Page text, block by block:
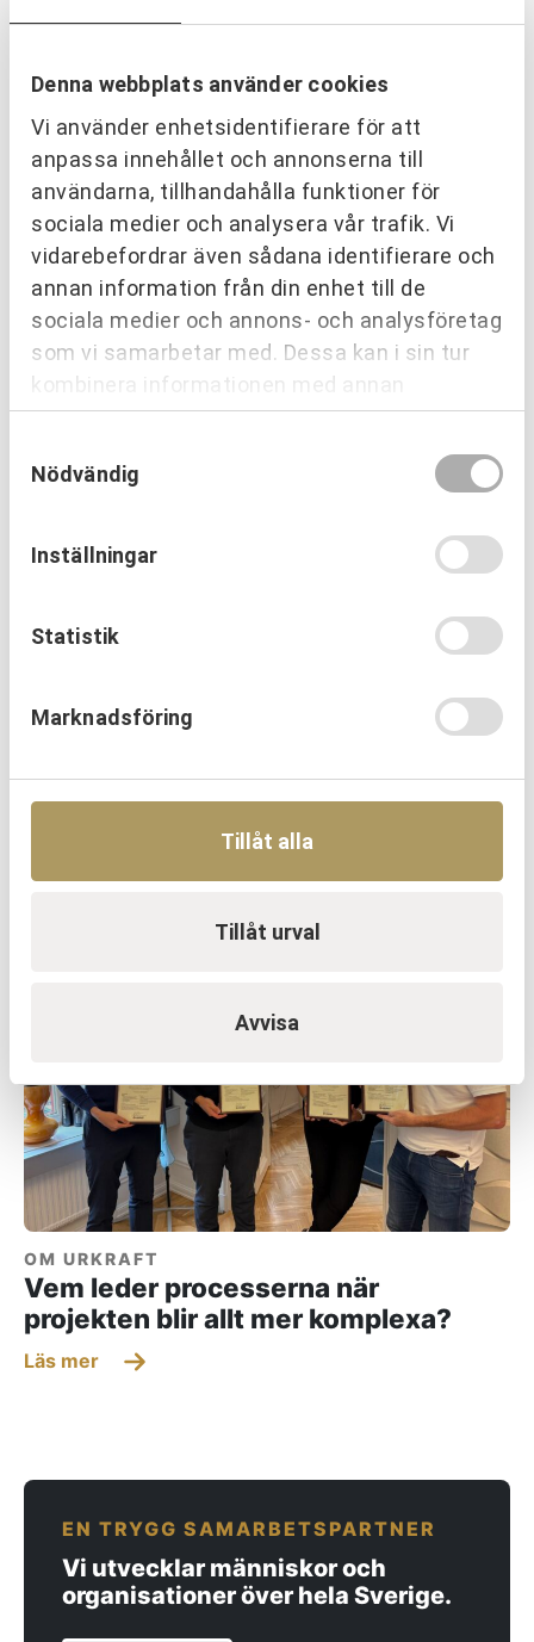
Denna webbplats använder cookies
Vi använder enhetsidentifierare för att
anpassa innehållet och annonserna till
användarna, tillhandahålla funktioner för
sociala medier och analysera vår trafik. Vi
vidarebefordrar även sådana identifierare och
annan information från din enhet till de
sociala medier och annons- och analysföretag
som vi samarbetar med. Dessa kan i sin tur
kombinera informationen med annan
information som du har tillhandahållit eller
som de har samlat in när du har använt deras
tjänster.
Nödvändig
Inställningar
Statistik
Marknadsföring
Tillåt alla
Tillåt urval
Avvisa
PARTNERING & SAMVERKAN
Inre hamnen etapp 2 – tillsammans
bygger vi framtidens Norrköping
Läs mer
OM URKRAFT
Erfarenhetsåterföring skapar
mervärde i strategisk partnering
Läs mer
OM URKRAFT
Vem leder processerna när
projekten blir allt mer komplexa?
Läs mer
EN TRYGG SAMARBETSPARTNER
Vi utvecklar människor och
organisationer över hela Sverige.